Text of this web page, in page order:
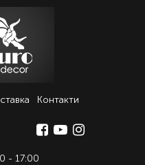
Контакти
- 17:00